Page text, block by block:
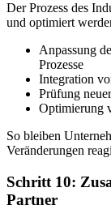
Der Prozess des
und optimiert
Anpassung
Prozesse
Integration
Prüfung
Optimierung
So bleiben
Veränderungen
Schritt 10:
Partner